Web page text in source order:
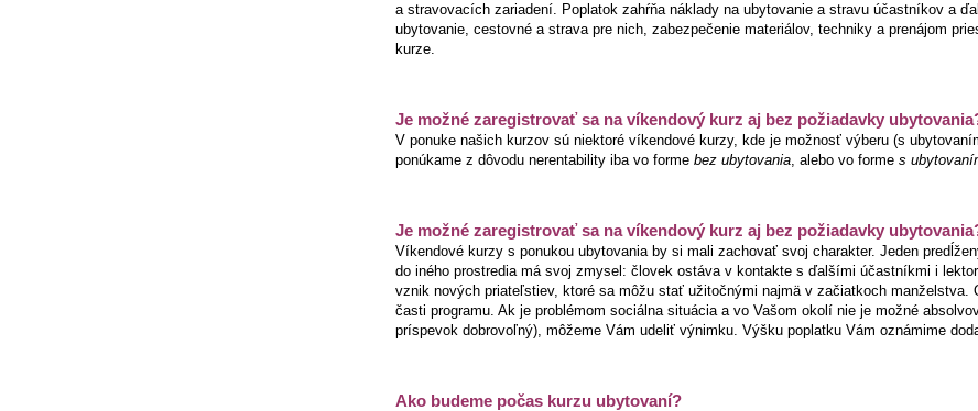
a stravovacích zariadení. Poplatok zahŕňa náklady na ubytovanie a stravu účastníkov a
ubytovanie, cestovné a strava pre nich, zabezpečenie materiálov, techniky a prenájom
kurze.
Je možné zaregistrovať sa na víkendový kurz aj bez požiadavky
V ponuke našich kurzov sú niektoré víkendové kurzy, kde je možnosť výberu (s
ponúkame z dôvodu nerentability iba vo forme bez ubytovania, alebo vo forme s
Je možné zaregistrovať sa na víkendový kurz aj bez požiadavky
Víkendové kurzy s ponukou ubytovania by si mali zachovať svoj charakter. Jeden
do iného prostredia má svoj zmysel: človek ostáva v kontakte s ďalšími účastníkmi i
vznik nových priateľstiev, ktoré sa môžu stať užitočnými najmä v začiatkoch manželstva.
časti programu. Ak je problémom sociálna situácia a vo Vašom okolí nie je možné
príspevok dobrovoľný), môžeme Vám udeliť výnimku. Výšku poplatku Vám oznámime
Ako budeme počas kurzu ubytovaní?